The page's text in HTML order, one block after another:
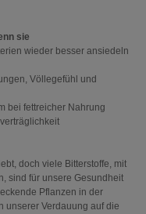
sie
wieder besser ansiedeln
Völlegefühl und
bei fettreicher Nahrung
doch viele Bitterstoffe, mit
sind für unsere Gesundheit
Pflanzen in der
unserer Verdauung auf die